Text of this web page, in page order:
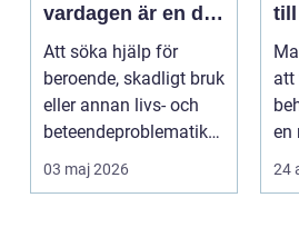
vardagen är en del
av behandlingen
Att söka hjälp för
beroende, skadligt bruk
eller annan livs- och
beteendeproblematik
är ett stort st...
03 maj 2026
till
att
en
24